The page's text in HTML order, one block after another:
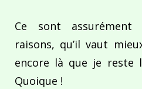
Ce sont
raisons, qu’il vaut
encore là que je reste
Quoique !